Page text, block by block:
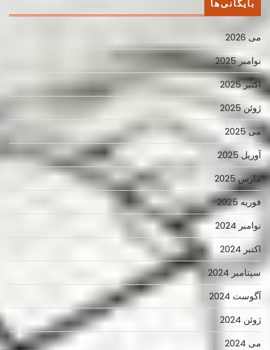
بایگانی‌ها
می 2026
نوامبر 2025
اکتبر 2025
ژوئن 2025
می 2025
آوریل 2025
مارس 2025
فوریه 2025
نوامبر 2024
اکتبر 2024
سپتامبر 2024
آگوست 2024
ژوئن 2024
می 2024